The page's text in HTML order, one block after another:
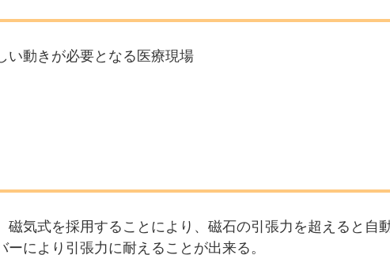
い動きが必要となる医療現場
気式を採用することにより、磁石の引張力を超えると自動
により引張力に耐えることが出来る。